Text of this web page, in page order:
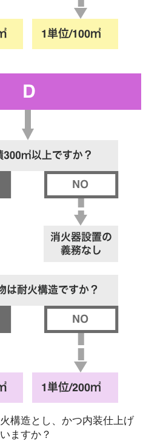
構造とし、かつ内装仕上げ
ますか？